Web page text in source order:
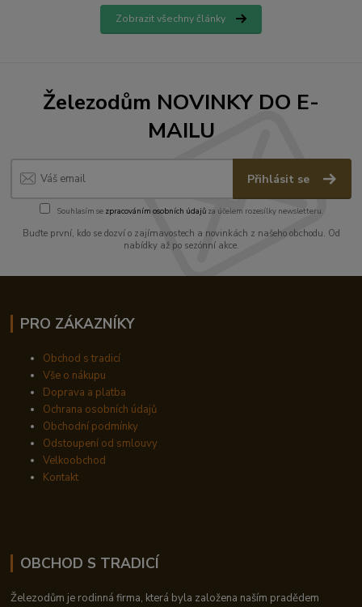
Zobrazit všechny články
Železodům NOVINKY DO E-
MAILU
Přihlásit se
Souhlasím se zpracováním osobních údajůza účelem rozesílky newsletteru.
Buďte první, kdo se dozví o zajímavostech a novinkách z našeho obchodu. Od
nabídky až po sezónní akce.
PRO ZÁKAZNÍKY
Obchod s tradicí
Vše o nákupu
Doprava a platba
Ochrana osobních údajů
Obchodní podmínky
Odstoupení od smlouvy
Velkoobchod
Kontakt
OBCHOD S TRADICÍ
Železodům je rodinná firma, která byla založena naším pradědem